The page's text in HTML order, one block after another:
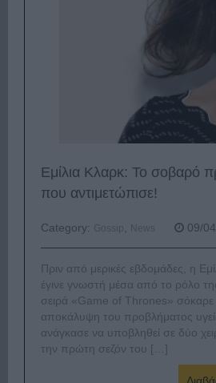
Εμίλια Κλαρκ: Το σοβαρό
που αντιμετώπισε!
Category: Gossip News 09/
Πριν από μερικές εβδομάδες, η
έγινε γνωστή μέσα από το ρόλο
σειρά «Game of Thrones» σόκαρε
αποκάλυψη του προβλήματος
ανάγκασε να υποβληθεί σε δύο
την πρώτη σεζόν του […]